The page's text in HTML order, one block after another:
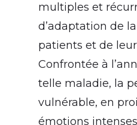
multiples et
d’adaptation de
patients et de
Confrontée à
telle maladie, la
vulnérable, en
émotions intenses